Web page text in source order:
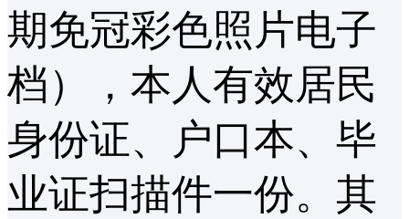
期免冠彩色照片电子
档），本人有效居民
身份证、户口本、毕
业证扫描件一份。其